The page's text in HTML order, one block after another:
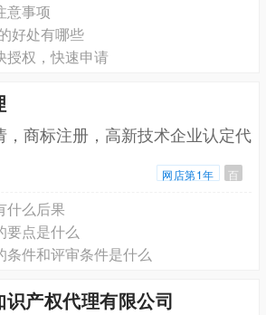
意事项
好处有哪些
授权，快速申请
，商标注册，高新技术企业认定代
网店第1年 百
什么后果
要点是什么
条件和评审条件是什么
产权代理有限公司